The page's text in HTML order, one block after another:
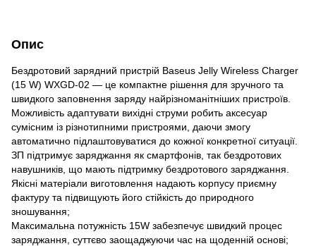
Опис
Бездротовий зарядний пристрій Baseus Jelly Wireless Charger
(15 W) WXGD-02 — це компактне рішення для зручного та
швидкого заповнення заряду найрізноманітніших пристроїв.
Можливість адаптувати вихідні струми робить аксесуар
сумісним із різнотипними пристроями, даючи змогу
автоматично підлаштовуватися до кожної конкретної ситуації.
ЗП підтримує заряджання як смартфонів, так бездротових
навушників, що мають підтримку бездротового заряджання.
Якісні матеріали виготовлення надають корпусу приємну
фактуру та підвищують його стійкість до природного
зношування;
Максимальна потужність 15W забезпечує швидкий процес
заряджання, суттєво заощаджуючи час на щоденній основі;